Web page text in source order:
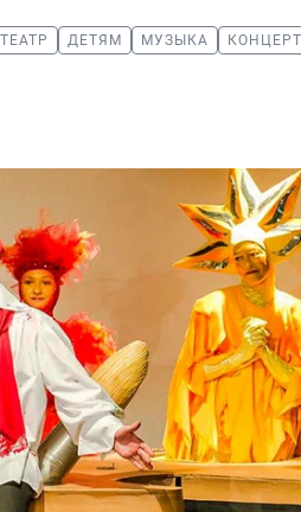
ДЕТЯМ МУЗЫКА КОНЦЕРТ